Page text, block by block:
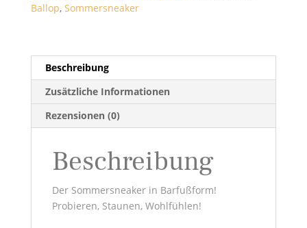
Ballop, Sommersneaker
Beschreibung
Zusätzliche Informationen
Rezensionen (0)
Beschreibung
Der Sommersneaker in Barfußform!
Probieren, Staunen, Wohlfühlen!